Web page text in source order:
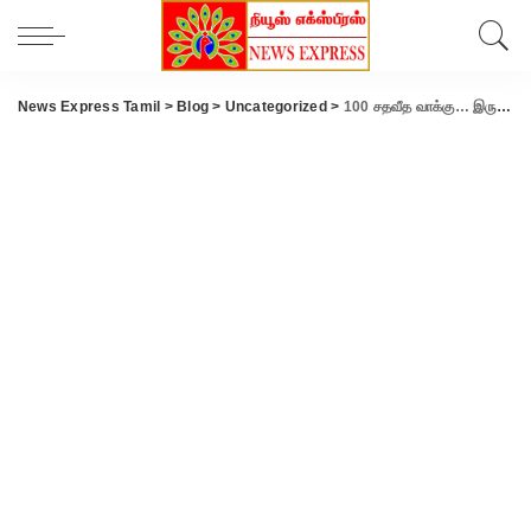
News Express Tamil > Blog > Uncategorized > 100 சதவீத வாக்கு… இருகூர் பேரூராட்சியில் விழிப்புணர்வு.!!